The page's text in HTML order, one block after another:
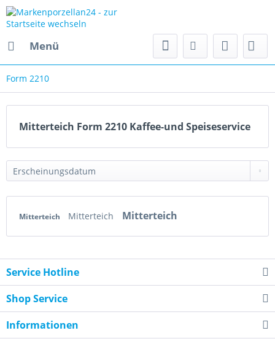
Menü
Form 2210
Mitterteich Form 2210 Kaffee-und Speiseservice
Mitterteich Mitterteich Mitterteich
Service Hotline
Shop Service
Informationen